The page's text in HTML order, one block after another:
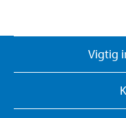
Vigtig